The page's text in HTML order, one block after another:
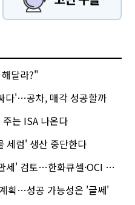
달라?"
다'…공차, 매각 성공할까
는 ISA 나온다
세럼' 생산 중단한다
토…한화큐셀·OCI 영향은?
획…성공 가능성은 '글쎄'